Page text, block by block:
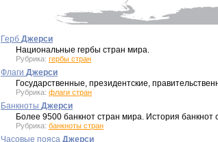
Герб Джерси
Национальные гербы стран мира.
Рубрика: гербы стран
Флаги Джерси
Государственные, президентские,
Рубрика: флаги стран
Банкноты Джерси
Более 9500 банкнот стран мира. История банкнот
Рубрика: банкноты стран
Часовые пояса Джерси